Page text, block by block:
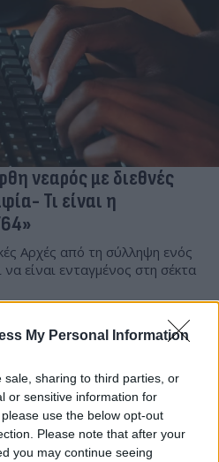
My Personal Information
sale, sharing to third parties, or
or sensitive information for
use the below opt-out
Please note that after your
you may continue seeing
νεαρός με διεθνές
Τι είναι η
Αρχές από τη σύλληψη ενός
είναι ενταγμένος στη σέκτα
Συντακτική
Ομάδα